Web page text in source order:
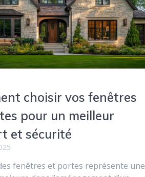
choisir vos fenêtres
pour un meilleur
et sécurité
fenêtres et portes représente une